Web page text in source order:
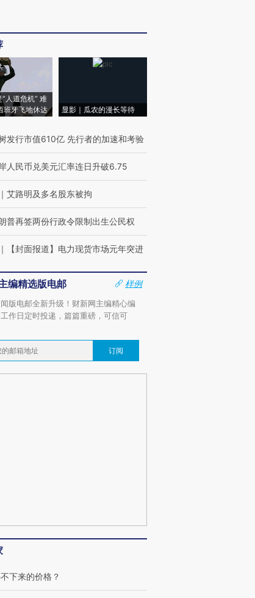
“人道危机” 难
班牙飞地休达
显影｜瓜农的漫长等待
发行市值610亿 先行者的加速和考验
人民币兑美元汇率连日升破6.75
｜ 艾路明及多名股东被拘
普再签两份行政令限制出生公民权
｜ 【封面报道】电力现货市场元年突进
编精选版电邮
样例
版电邮全新升级！财新网主编精心编
作日定时投递，篇篇重磅，可信可
订阅
下来的价格？